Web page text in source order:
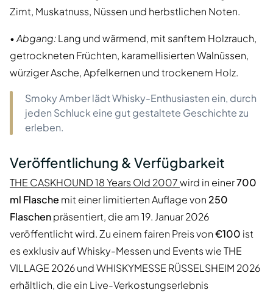
Zimt, Muskatnuss, Nüssen und herbstlichen Noten.
•Abgang:Lang und wärmend, mit sanftem Holzrauch,
getrockneten Früchten, karamellisierten Walnüssen,
würziger Asche, Apfelkernen und trockenem Holz.
Smoky Amber lädt Whisky-Enthusiasten ein, durch
jeden Schluck eine gut gestaltete Geschichte zu
erleben.
Veröffentlichung & Verfügbarkeit
THE CASKHOUND 18 Years Old 2007wird in einer700
ml Flasche mit einer limitierten Auflage von250
Flaschenpräsentiert, die am 19. Januar 2026
veröffentlicht wird. Zu einem fairen Preis von€100 ist
es exklusiv auf Whisky-Messen und Events wie THE
VILLAGE 2026 und WHISKYMESSE RÜSSELSHEIM 2026
erhältlich, die ein Live-Verkostungserlebnis